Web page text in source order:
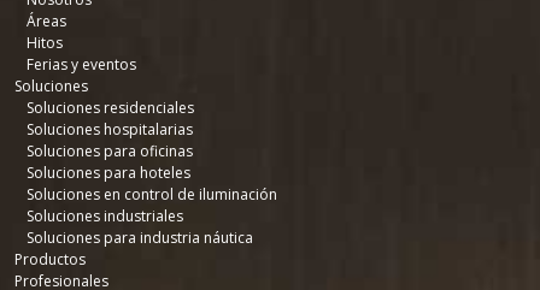
Áreas
Hitos
Ferias y eventos
Soluciones
Soluciones residenciales
Soluciones hospitalarias
Soluciones para oficinas
Soluciones para hoteles
Soluciones en control de iluminación
Soluciones industriales
Soluciones para industria náutica
Productos
Profesionales